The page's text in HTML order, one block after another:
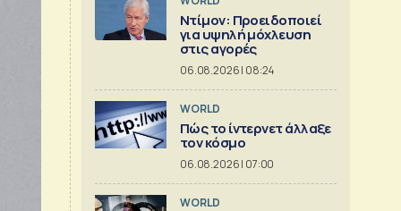
Ντίμον: Προειδοποιεί
για υψηλή μόχλευση
στις αγορές
06.08.2026 | 08:24
WORLD
Πώς το ίντερνετ άλλαξε
τον κόσμο
06.08.2026 | 07:00
WORLD